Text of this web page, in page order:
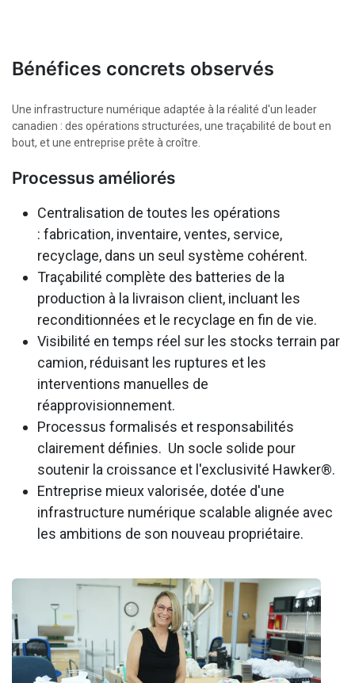
Bénéfices concrets observés
Une infrastructure numérique adaptée à la réalité d'un leader
canadien : des opérations structurées, une traçabilité de bout en
bout, et une entreprise prête à croître.
Processus améliorés
Centralisation de toutes les opérations
: fabrication, inventaire, ventes, service,
recyclage, dans un seul système cohérent.
Traçabilité complète des batteries de la
production à la livraison client, incluant les
reconditionnées et le recyclage en fin de vie.
Visibilité en temps réel sur les stocks terrain par
camion, réduisant les ruptures et les
interventions manuelles de
réapprovisionnement.
Processus formalisés et responsabilités
clairement définies. Un socle solide pour
soutenir la croissance et l'exclusivité Hawker®.
Entreprise mieux valorisée, dotée d'une
infrastructure numérique scalable alignée avec
les ambitions de son nouveau propriétaire.